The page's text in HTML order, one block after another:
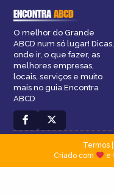
ENCONTRAABCD
O melhor do Grande
ABCD num só lugar! Dicas,
onde ir, o que fazer, as
melhores empresas,
locais, serviços e muito
mais no guia Encontra
ABCD
Termos|
Criado com
e